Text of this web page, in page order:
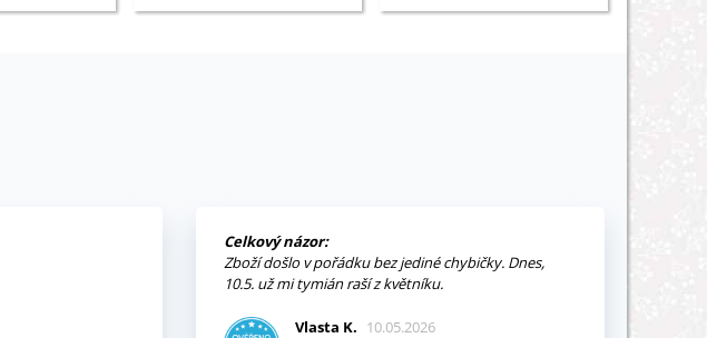
Celkový názor:
Zboží došlo v pořádku bez jediné chybičky. Dnes,
10.5. už mi tymián raší z květníku.
Vlasta K. 10.05.2026